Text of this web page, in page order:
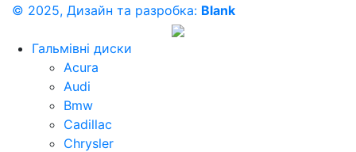
© 2025, Дизайн та разробка: Blank
Гальмівні диски
Acura
Audi
Bmw
Cadillac
Chrysler